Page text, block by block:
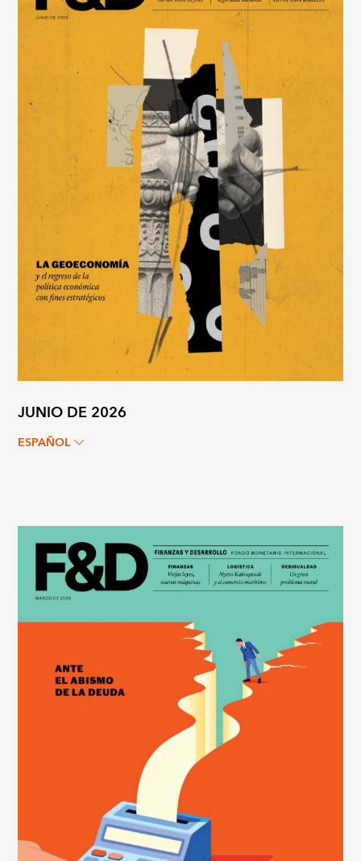
JUNIO DE 2026
ESPAÑOL